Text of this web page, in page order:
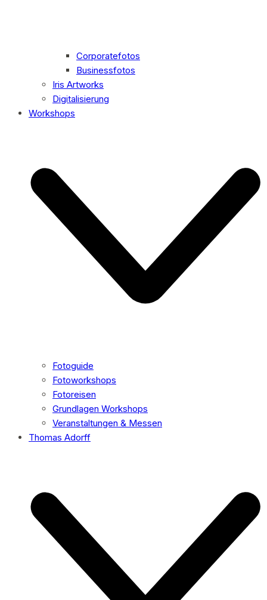
Corporatefotos
Businessfotos
Iris Artworks
Digitalisierung
Workshops
Fotoguide
Fotoworkshops
Fotoreisen
Grundlagen Workshops
Veranstaltungen & Messen
Thomas Adorff